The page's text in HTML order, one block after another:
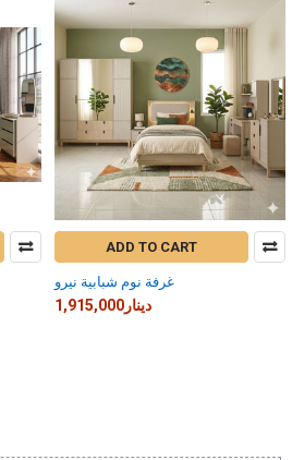
ADD TO CART
غرفة نوم شبابية نيرو
1,915,000دينار